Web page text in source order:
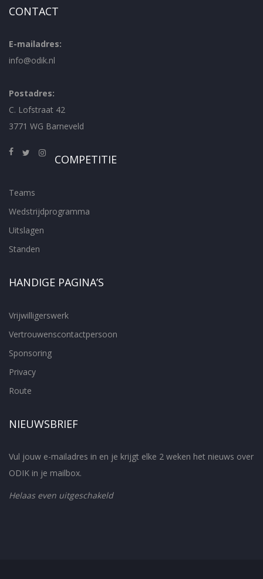
CONTACT
E-mailadres:
info@odik.nl
Postadres:
C. Lofstraat 42
3771 WG Barneveld
COMPETITIE
Teams
Wedstrijdprogramma
Uitslagen
Standen
HANDIGE PAGINA’S
Vrijwilligerswerk
Vertrouwenscontactpersoon
Sponsoring
Privacy
Route
NIEUWSBRIEF
Vul jouw e-mailadres in en je krijgt elke 2 weken het nieuws over
ODIK in je mailbox.
Helaas even uitgeschakeld